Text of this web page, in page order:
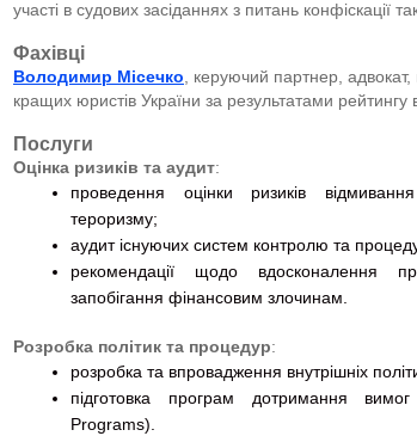
участі в судових засіданнях з питань конфіскації
Фахівці
Володимир Місечко , керуючий партнер,
кращих юристів України за результатами
Послуги
Оцінка ризиків та аудит:
проведення оцінки ризиків
тероризму;
аудит існуючих систем контролю та
рекомендації щодо вдосконалення
запобігання фінансовим злочинам.
Розробка політик та процедур:
розробка та впровадження внутрішніх
підготовка програм дотримання
Programs).